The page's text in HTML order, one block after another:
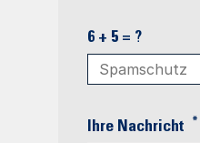
6 + 5 = ?
Ihre Nachricht *